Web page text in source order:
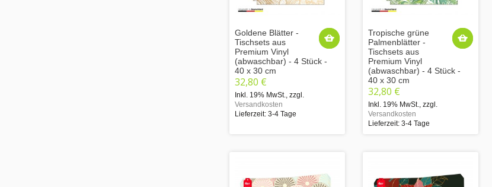
Goldene Blätter -
Tischsets aus
Premium Vinyl
(abwaschbar) - 4 Stück -
40 x 30 cm
32,80 €
Inkl. 19% MwSt. zzgl.
Versandkosten
Lieferzeit: 3-4 Tage
Tropische grüne
Palmenblätter -
Tischsets aus
Premium Vinyl
(abwaschbar) - 4 Stück -
40 x 30 cm
32,80 €
Inkl. 19% MwSt. zzgl.
Versandkosten
Lieferzeit: 3-4 Tage